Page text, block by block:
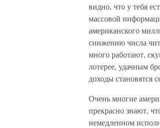
видно, что у тебя
массовой
американского
снижению числа
много работают,
лотерее, удачным
доходы становятся
Очень многие
прекрасно знают,
немедленном